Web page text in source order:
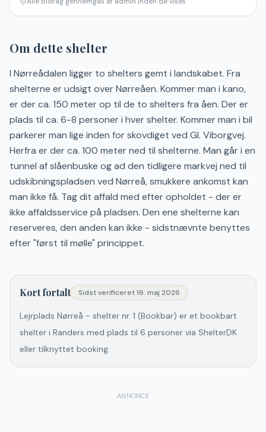
Om dette shelter
I Nørreådalen ligger to shelters gemt i landskabet. Fra
shelterne er udsigt over Nørreåen. Kommer man i kano,
er der ca. 150 meter op til de to shelters fra åen. Der er
plads til ca. 6-8 personer i hver shelter. Kommer man i bil
parkerer man lige inden for skovdiget ved Gl. Viborgvej.
Herfra er der ca. 100 meter ned til shelterne. Man går i en
tunnel af slåenbuske og ad den tidligere markvej ned til
udskibningspladsen ved Nørreå, smukkere ankomst kan
man ikke få. Tag dit affald med efter opholdet - der er
ikke affaldsservice på pladsen. Den ene shelterne kan
reserveres, den anden kan ikke - sidstnævnte benyttes
efter "først til mølle" princippet.
Kort fortalt Sidst verificeret16. maj 2026
Lejrplads Nørreå - shelter nr. 1 (Bookbar) er et bookbart
shelter i Randers med plads til 6 personer via ShelterDK
eller tilknyttet booking.
ANNONCE